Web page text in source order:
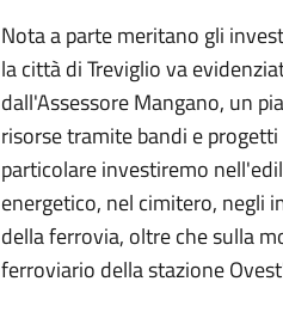
Nota a parte meritano gli
la città di Treviglio va
dall'Assessore Mangano, un
risorse tramite bandi e
particolare investiremo
energetico, nel cimitero, negli
della ferrovia, oltre che sulla
ferroviario della stazione